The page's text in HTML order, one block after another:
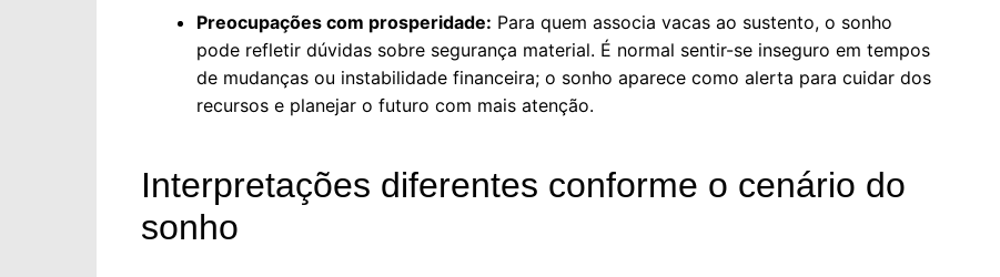
Preocupações com prosperidade: Para quem associa vacas ao sustento, o sonho
pode refletir dúvidas sobre segurança material. É normal sentir-se inseguro em tempos
de mudanças ou instabilidade financeira; o sonho aparece como alerta para cuidar dos
recursos e planejar o futuro com mais atenção.
Interpretações diferentes conforme o cenário do
sonho